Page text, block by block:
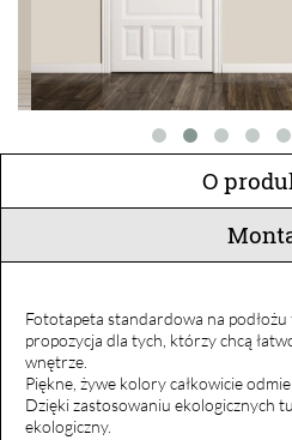
O
Fototapeta standardowa na
propozycja dla tych, którzy chcą
wnętrze.
Piękne, żywe kolory całkowicie
Dzięki zastosowaniu ekologicznych
ekologiczny.